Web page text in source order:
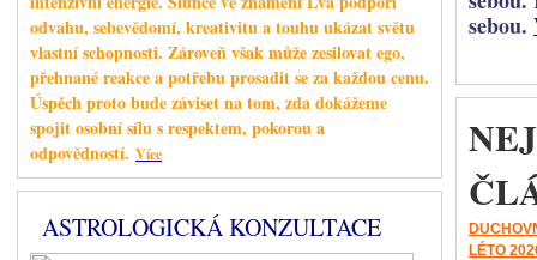
iniciativy,
vlastní vůli.
vzniká napětí mezi touhou jednat okamžitě a nutností postupovat
Saturn nás může přimět položit si nepříjemné, ale důležité otázky:
odvahu, sebevědomí, kreativitu a touhu ukázat světu
vlastní schopnosti. Zároveň však může zesilovat ego,
přehnané reakce a potřebu prosadit se za každou cenu.
Úspěch proto bude záviset na tom, zda dokážeme
spojit osobní sílu s respektem, pokorou a
odpovědností. Více
ASTROLOGICKÁ KONZULTACE
sebou.
LÉTO